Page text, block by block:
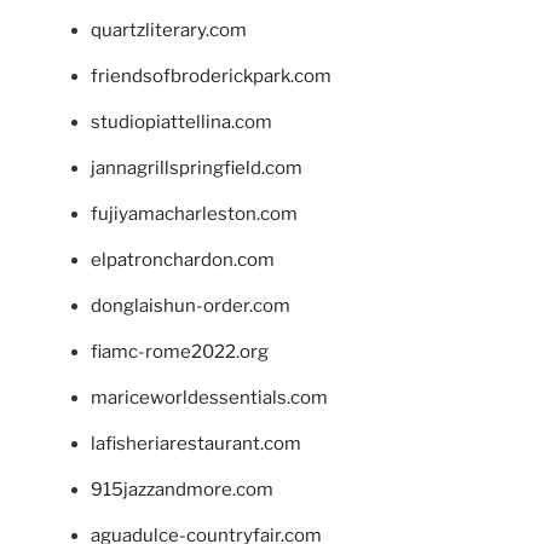
quartzliterary.com
friendsofbroderickpark.com
studiopiattellina.com
jannagrillspringfield.com
fujiyamacharleston.com
elpatronchardon.com
donglaishun-order.com
fiamc-rome2022.org
mariceworldessentials.com
lafisheriarestaurant.com
915jazzandmore.com
aguadulce-countryfair.com